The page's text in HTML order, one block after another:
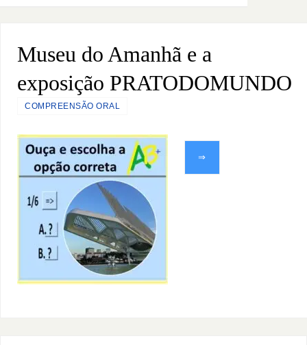
Museu do Amanhã e a
exposição PRATODOMUNDO
COMPREENSÃO ORAL
⇒